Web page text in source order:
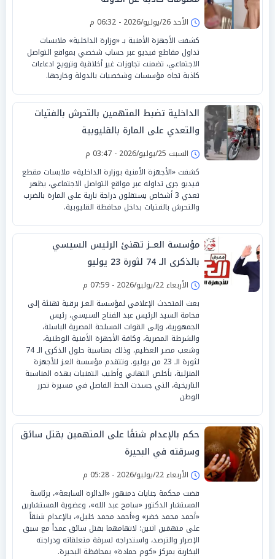
الأحد 26/يوليو/2026 - 06:32 م
كشفت الأجهزة الأمنية بـ «وزارة الداخلية» ملابسات
تداول مقاطع فيديو عبر حساب شخصي بمواقع التواصل
الاجتماعي، تضمنت تجاوزات غير أخلاقية وترويج ادعاءات
كاذبة تجاه مؤسسات وشخصيات بالدولة وخارجها.
الداخلية تضبط المتهمين بالتحرش بالفتيات
والتعدي على المارة بالقليوبية
السبت 25/يوليو/2026 - 03:47 م
كشفت «الأجهزة الأمنية بوزارة الداخلية» ملابسات مقطع
فيديو جرى تداوله عبر مواقع التواصل الاجتماعي، يظهر
تعدي 3 أشخاص يستقلون دراجة نارية على المارة بالضرب
والتحرش بالفتيات بداخل محافظة القليوبية.
مؤسسة العــز تهنئ الرئيس السيسي
بالذكرى الـ 74 لثورة 23 يوليو
الأربعاء 22/يوليو/2026 - 07:59 م
بعث المتحدث الإعلامي لمؤسسة العـز برقية تهنئة إلى
فخامة السيد الرئيس عبد الفتاح السيسي، رئيس
الجمهورية، وإلى القوات المسلحة المصرية الباسلة،
والشرطة المصرية، وكافة الأجهزة الأمنية الوطنية،
وشعب مصـر العظيم، وذلك بمناسبة حلول الذكرى الـ 74
لثورة الـ 23 من يوليو. وتتقدم مؤسسة العـز للأجهزة
المنزلية، بأخلص التهاني وأطيب التمنيات بهذه المناسبة
التاريخية، التي جسدت الخط الفاصل في مسيرة تحرر
الوطن
حكم بالإعدام شنقًا على المتهمين بقتل سائق
وسرقته في البحيرة
الأربعاء 22/يوليو/2026 - 05:28 م
قضت محكمة جنايات دمنهور «الدائرة السابعة»، برئاسة
المستشار الدكتور «سامح عبد الله»، وعضوية المستشارين
«أحمد محمد خضر» و«أحمد محمد خليل»، بالإعدام شنقاً
على متهمَين اثنين؛ لاتهامهما بقتل سائق عمداً مع سبق
الإصرار والترصد، واستدراجه لسرقة متعلقاته ودراجته
البخارية بمركز «كوم حمادة» بمحافظة البحيرة.